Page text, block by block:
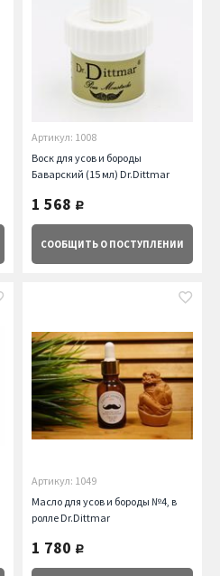
Артикул: 1008
Воск для усов и бороды
Баварский (15 мл) Dr.Dittmar
1 568 руб.
СООБЩИТЬ О ПОСТУПЛЕНИИ
Артикул: 1049
Масло для усов и бороды №4, в
ролле Dr.Dittmar
1 780 руб.